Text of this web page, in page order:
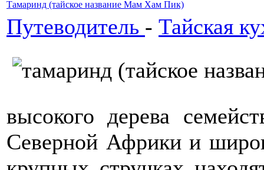
Тамаринд (тайское название Мам Хам Пик)
Путеводитель - Тайская
высокого дерева
Северной Африки и